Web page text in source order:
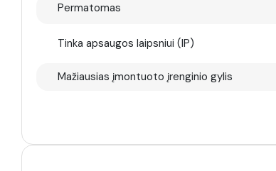
Permatomas
Tinka apsaugos laipsniui (IP)
Mažiausias įmontuoto įrenginio gylis